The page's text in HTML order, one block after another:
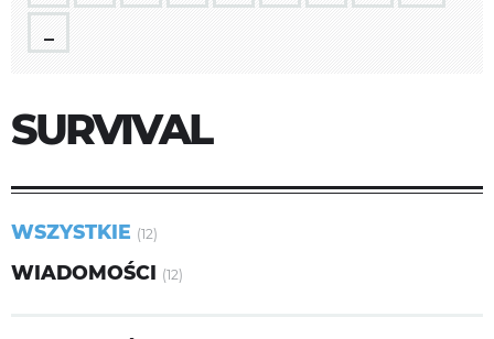
SURVIVAL
WSZYSTKIE (12)
WIADOMOŚCI (12)